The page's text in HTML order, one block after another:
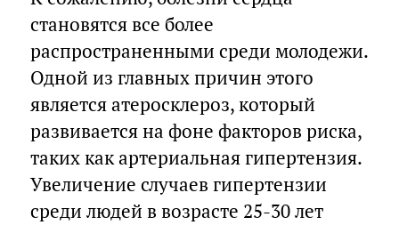
становятся все более
распространенными среди молодежи.
Одной из главных причин этого
является атеросклероз, который
развивается на фоне факторов риска,
таких как артериальная гипертензия.
Увеличение случаев гипертензии
среди людей в возрасте 25-30 лет